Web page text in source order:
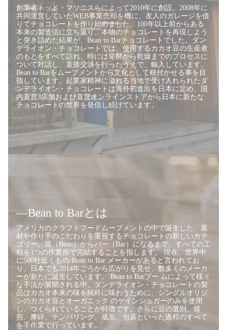
創業者トッド・マソニスらによって2010年に創設。2008年に
共同運営していたWEB事業売却を機に、友人のガレージを借
りてチョコレートを作り始めました。100年以上前からある
本来の製造法に立ち返り、本物のチョコレートを再現しよう
と突き詰めた結果が、Bean to Barチョコレートでした。ダン
デライオン・チョコレートでは、使用するカカオ豆の生産者
のもとをすべて訪れ、時には発酵から乾燥までのプロセスに
ついて対話し、直接交渉を行ったうえで、輸入しています。
Bean to Barをムーブメントから文化として根付かせる事を目
指しています。起業家精神に溢れる当地で受け入れられたダ
ンデライオン・チョコレートは海外初進出を日本に定め、国
内直営3店舗および直営オンラインストアから日本に新たな
チョコレートの世界を発信し続けています。
―Bean to Barとは
アメリカのクラフトフードムーブメントの中で誕生した、素
材や作り手のこだわりを重視するチョコレートの新しいカテ
ゴリー。豆（Bean）からバー（Bar）になるまで、すべての工
程を1つの作業所で完結することを指します。 現在、世界中
に500社近くもの Bean to Bar メーカーがあると言われてお
り、日本でも2014年ごろから広がりを見せ、数多くのメーカ
ーが新たに誕生しています。 Bean to Barブー ムによって様々
な手法が展開される中、ダンデライオン・チョコレートの製
品はカカオ本来の味を純粋に味わうために、シングルオリジ
ンのカカオ豆とオーガニック のケインシュガーのみを使用
し、つくられていることが特徴です。さらに豆の選別、焙
煎、摩砕、テンパリング、成形、包装といった過程のすべて
を手作業で行っています。